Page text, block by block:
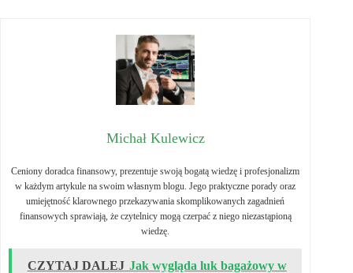
Michał Kulewicz
Ceniony doradca finansowy, prezentuje swoją bogatą wiedzę i profesjonalizm
w każdym artykule na swoim własnym blogu. Jego praktyczne porady oraz
umiejętność klarownego przekazywania skomplikowanych zagadnień
finansowych sprawiają, że czytelnicy mogą czerpać z niego niezastąpioną
wiedzę.
CZYTAJ DALEJ Jak wygląda luk bagażowy w